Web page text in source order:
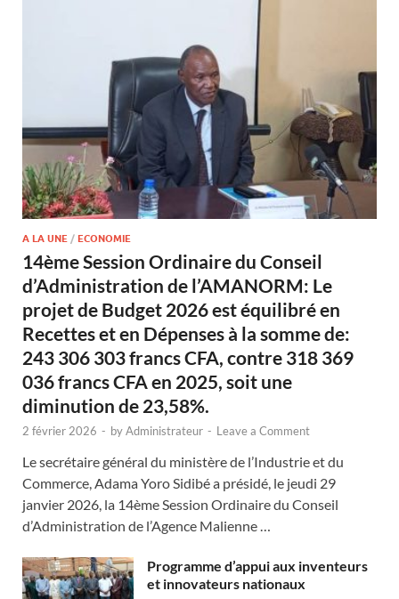
A LA UNE / ECONOMIE
14ème Session Ordinaire du Conseil
d’Administration de l’AMANORM: Le
projet de Budget 2026 est équilibré en
Recettes et en Dépenses à la somme de:
243 306 303 francs CFA, contre 318 369
036 francs CFA en 2025, soit une
diminution de 23,58%.
2 février 2026 - byAdministrateur - Leave a Comment
Le secrétaire général du ministère de l’Industrie et du
Commerce, Adama Yoro Sidibé a présidé, le jeudi 29
janvier 2026, la 14ème Session Ordinaire du Conseil
d’Administration de l’Agence Malienne …
Programme d’appui aux inventeurs
et innovateurs nationaux